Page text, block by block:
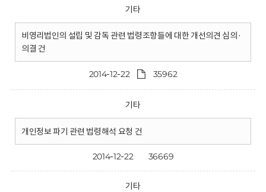
기타
비영리법인의 설립 및 감독 관련 법령조항들에 대한 개선의견 심의·
의결 건
2014-12-22 35962
기타
개인정보 파기 관련 법령해석 요청 건
2014-12-22 36669
기타